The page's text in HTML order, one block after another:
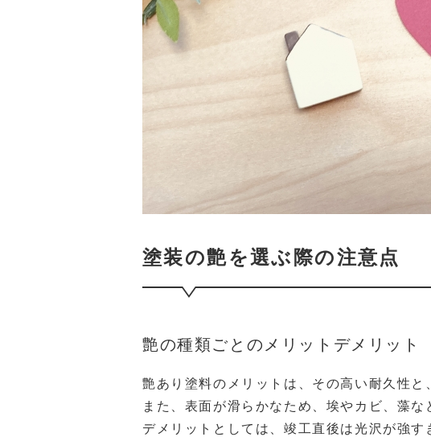
塗装の艶を選ぶ際の注意点
艶の種類ごとのメリットデメリット
艶あり塗料のメリットは、その高い耐久性と
また、表面が滑らかなため、埃やカビ、藻
デメリットとしては、竣工直後は光沢が強